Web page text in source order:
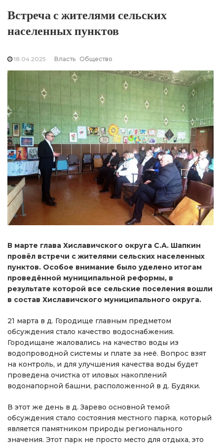
Встреча с жителями сельских
населенных пунктов
18.04.2025 Власть Общество
В марте глава Хиславичского округа С.А. Шапкин
провёл встречи с жителями сельских населенных
пунктов. Особое внимание было уделено итогам
проведённой муниципальной реформы, в
результате которой все сельские поселения вошли
в состав Хиславичского муниципального округа.
21 марта в д. Городище главным предметом
обсуждения стало качество водоснабжения.
Городищане жаловались на качество воды из
водопроводной системы и плате за неё. Вопрос взят
на контроль, и для улучшения качества воды будет
проведена очистка от иловых накоплений
водонапорной башни, расположенной в д. Будяки.
В этот же день в д. Зарево основной темой
обсуждения стало состояния местного парка, который
является памятником природы регионального
значения. Этот парк не просто место для отдыха, это